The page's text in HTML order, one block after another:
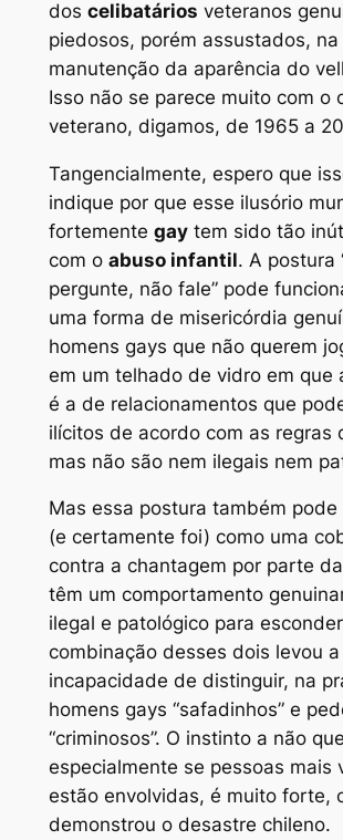
dos celibatários veteranos
piedosos, porém assustados, na
manutenção da aparência do
Isso não se parece muito com o
veterano, digamos, de 1965 a
Tangencialmente, espero que
indique por que esse ilusório
fortemente gaytem sido tão
com o abuso infantil. A postura
pergunte, não fale” pode
uma forma de misericórdia
homens gays que não querem
em um telhado de vidro em que
é a de relacionamentos que
ilícitos de acordo com as regras
mas não são nem ilegais nem
Mas essa postura também pode
(e certamente foi) como uma
contra a chantagem por parte
têm um comportamento
ilegal e patológico para
combinação desses dois levou a
incapacidade de distinguir, na
homens gays “safadinhos” e
“criminosos”. O instinto a não
especialmente se pessoas mais
estão envolvidas, é muito forte,
demonstrou o desastre chileno.